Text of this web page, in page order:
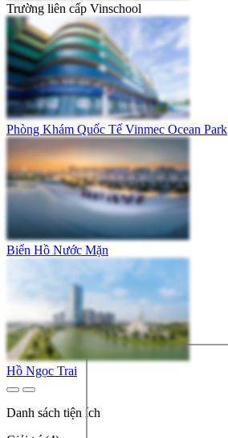
Trường liên cấp Vinschool
Phòng Khám Quốc Tế Vinmec Ocean Park
Biển Hồ Nước Mặn
Hồ Ngọc Trai
Danh sách tiện ích